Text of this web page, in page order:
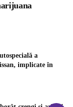
a
implicate în